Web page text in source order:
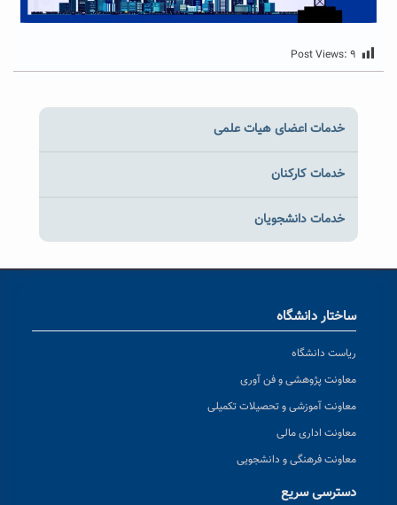
Post Views: ۹
خدمات اعضای هیات علمی
خدمات کارکنان
خدمات دانشجویان
ساختار دانشگاه
ریاست دانشگاه
معاونت پژوهشی و فن آوری
معاونت آموزشی و تحصیلات تکمیلی
معاونت اداری مالی
معاونت فرهنگی و دانشجویی
دسترسی سریع